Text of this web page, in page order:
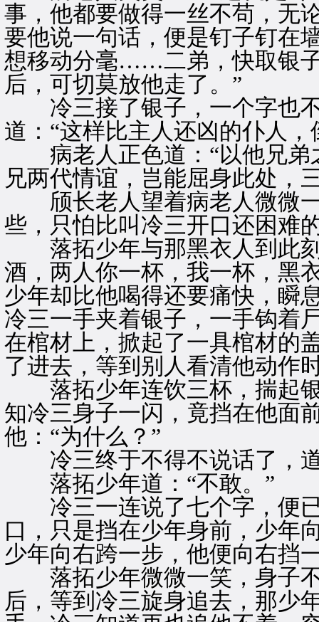
事，他都要做得一丝不苟，无
要他说一句话，便是钉子钉在
想移动分毫……二弟，快取银
后，可切莫放他走了。”
冷三接了银子，一个字也不
道：“这样比主人还凶的仆人，
病老人正色道：“以他兄弟
兄两代情谊，岂能屈身此处，
颀长老人望着病老人微微一
些，只怕比叫冷三开口还困难
落拓少年与那黑衣人到此刻
酒，两人你一杯，我一杯，黑
少年却比他喝得还要痛快，瞬
冷三一手夹着银子，一手钩着
在棺材上，掀起了一具棺材的
了进去，等到别人看清他动作
落拓少年连饮三杯，揣起银
知冷三身子一闪，竟挡在他面
他：“为什么？”
冷三终于不得不说话了，道
落拓少年道：“不敢。”
冷三一连说了七个字，便已
口，只是挡在少年身前，少年
少年向右跨一步，他便向右挡
落拓少年微微一笑，身子不
后，等到冷三旋身追去，那少